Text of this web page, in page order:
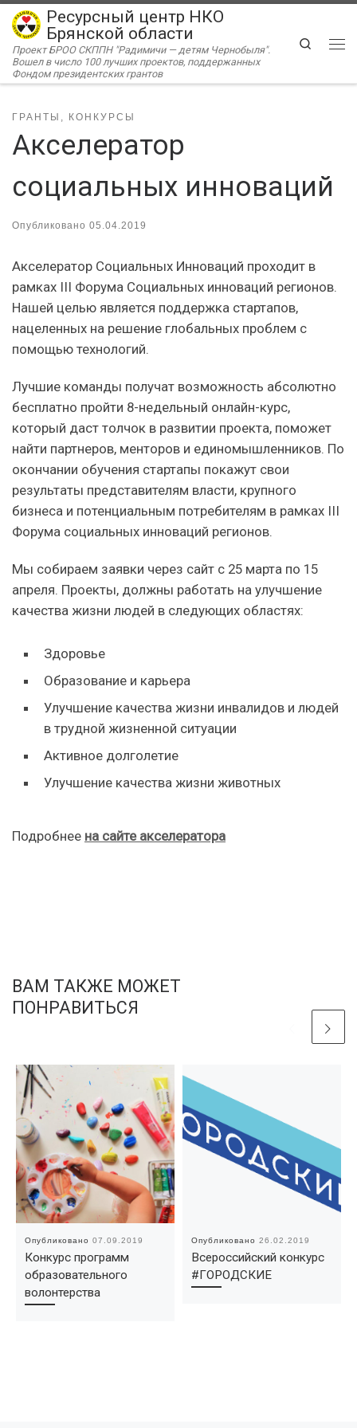
Перейти к содержимому
Ресурсный центр НКО
Брянской области
Проект БРОО СКППН "Радимичи — детям Чернобыля".
Вошел в число 100 лучших проектов, поддержанных
Фондом президентских грантов
Search
ГРАНТЫ, КОНКУРСЫ
Акселератор
социальных инноваций
Опубликовано 05.04.2019
Акселератор Социальных Инноваций проходит в
рамках III Форума Социальных инноваций регионов.
Нашей целью является поддержка стартапов,
нацеленных на решение глобальных проблем с
помощью технологий.
Лучшие команды получат возможность абсолютно
бесплатно пройти 8-недельный онлайн-курс,
который даст толчок в развитии проекта, поможет
найти партнеров, менторов и единомышленников. По
окончании обучения стартапы покажут свои
результаты представителям власти, крупного
бизнеса и потенциальным потребителям в рамках III
Форума социальных инноваций регионов.
Мы собираем заявки через сайт с 25 марта по 15
апреля. Проекты, должны работать на улучшение
качества жизни людей в следующих областях:
Здоровье
Образование и карьера
Улучшение качества жизни инвалидов и людей
в трудной жизненной ситуации
Активное долголетие
Улучшение качества жизни животных
Подробнее на сайте акселератора
ВАМ ТАКЖЕ МОЖЕТ
ПОНРАВИТЬСЯ
Опубликовано 07.09.2019
Конкурс программ
образовательного
волонтерства
Опубликовано 26.02.2019
Всероссийский конкурс
#ГОРОДСКИЕ